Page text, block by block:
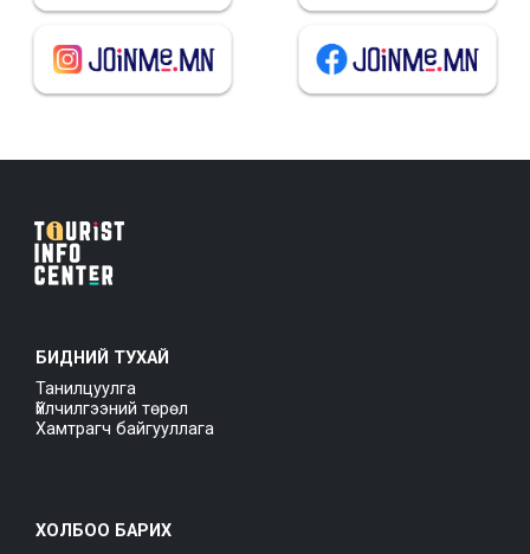
БИДНИЙ ТУХАЙ
Танилцуулга
Үйлчилгээний төрөл
Хамтрагч байгууллага
ХОЛБОО БАРИХ